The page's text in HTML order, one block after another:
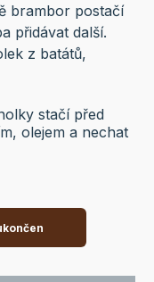
brambor postačí
přidávat další.
z batátů,
stačí před
olejem a nechat